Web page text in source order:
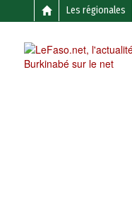
Les régionales